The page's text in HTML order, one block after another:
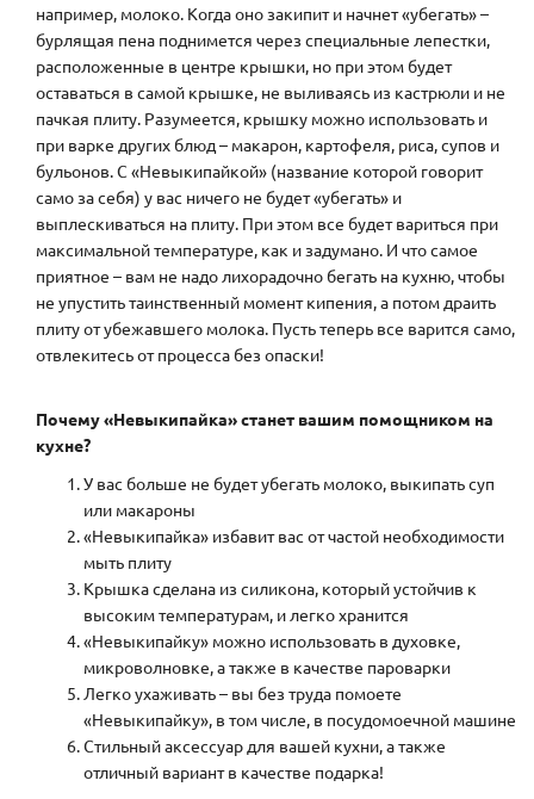
например, молоко. Когда оно закипит и начнет «убегать» –
бурлящая пена поднимется через специальные лепестки,
расположенные в центре крышки, но при этом будет
оставаться в самой крышке, не выливаясь из кастрюли и не
пачкая плиту. Разумеется, крышку можно использовать и
при варке других блюд – макарон, картофеля, риса, супов и
бульонов. С «Невыкипайкой» (название которой говорит
само за себя) у вас ничего не будет «убегать» и
выплескиваться на плиту. При этом все будет вариться при
максимальной температуре, как и задумано. И что самое
приятное – вам не надо лихорадочно бегать на кухню, чтобы
не упустить таинственный момент кипения, а потом драить
плиту от убежавшего молока. Пусть теперь все варится само,
отвлекитесь от процесса без опаски!
Почему «Невыкипайка» станет вашим помощником на
кухне?
У вас больше не будет убегать молоко, выкипать суп
или макароны
«Невыкипайка» избавит вас от частой необходимости
мыть плиту
Крышка сделана из силикона, который устойчив к
высоким температурам, и легко хранится
«Невыкипайку» можно использовать в духовке,
микроволновке, а также в качестве пароварки
Легко ухаживать – вы без труда помоете
«Невыкипайку», в том числе, в посудомоечной машине
Стильный аксессуар для вашей кухни, а также
отличный вариант в качестве подарка!